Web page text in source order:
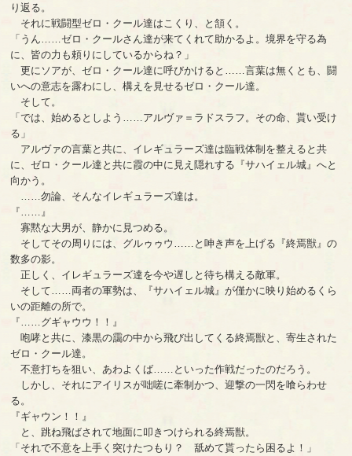
り返る。
それに戦闘型ゼロ・クール達はこくり、と頷く。
「うん……ゼロ・クールさん達が来てくれて助かるよ。境界を守る為
に、皆の力も頼りにしているからね？」
更にソアが、ゼロ・クール達に呼びかけると……言葉は無くとも、闘
いへの意志を露わにし、構えを見せるゼロ・クール達。
そして。
「では、始めるとしよう……アルヴァ＝ラドスラフ。その命、貰い受け
る」
アルヴァの言葉と共に、イレギュラーズ達は臨戦体制を整えると共
に、ゼロ・クール達と共に霞の中に見え隠れする『サハイェル城』へと
向かう。
……勿論、そんなイレギュラーズ達は。
『……』
寡黙な大男が、静かに見つめる。
そしてその周りには、グルゥゥウ……と呻き声を上げる『終焉獣』の
数多の影。
正しく、イレギュラーズ達を今や遅しと待ち構える敵軍。
そして……両者の軍勢は、『サハイェル城』が僅かに映り始めるくら
いの距離の所で。
『……グギャウウ！！』
咆哮と共に、漆黒の靄の中から飛び出してくる終焉獣と、寄生された
ゼロ・クール達。
不意打ちを狙い、あわよくば……といった作戦だったのだろう。
しかし、それにアイリスが咄嗟に牽制かつ、迎撃の一閃を喰らわせ
る。
『ギャウン！！』
と、跳ね飛ばされて地面に叩きつけられる終焉獣。
「それで不意を上手く突けたつもり？ 舐めて貰ったら困るよ！」